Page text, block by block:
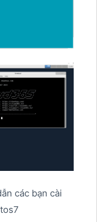
các bạn cài